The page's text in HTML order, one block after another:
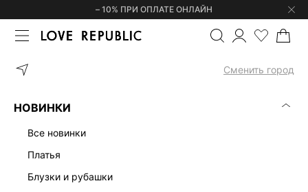
– 10% ПРИ ОПЛАТЕ ОНЛАЙН
Сменить город
НОВИНКИ
все новинки
платья
блузки и рубашки
ГЛАВНАЯ ОДЕЖДА ДЛЯ